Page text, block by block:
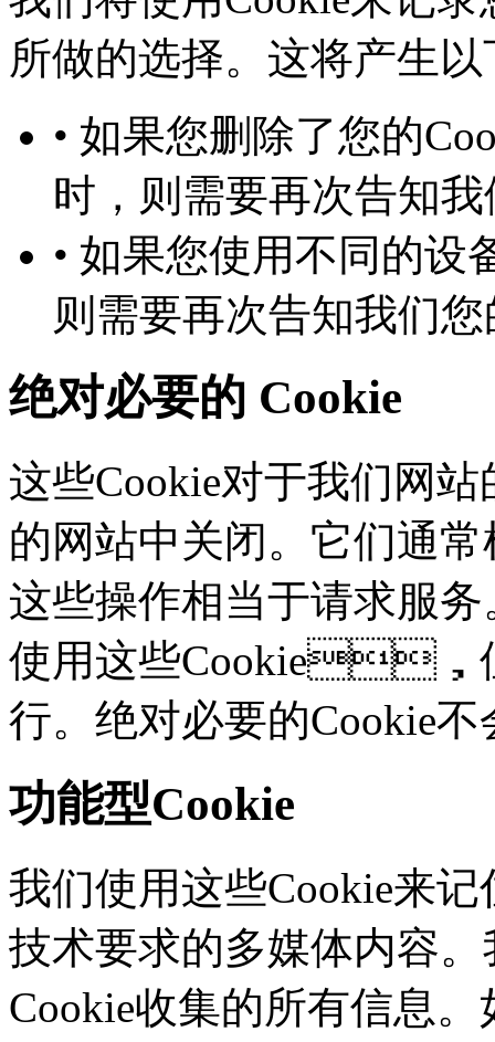
所做的选择。这将产生以
• 如果您删除了您的
时，则需要再次告知
• 如果您使用不同的设
则需要再次告知我们
绝对必要的 Cookie
这些Cookie对于我们网站
的网站中关闭。它们通常
这些操作相当于请求服
使用这些Cookie，
行。绝对必要的Cookie
功能型Cookie
我们使用这些Cookie来
技术要求的多媒体内容
Cookie收集的所有信息